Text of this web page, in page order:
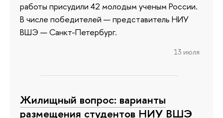
работы присудили 42 молодым ученым России.
В числе победителей — представитель НИУ
ВШЭ — Санкт-Петербург.
13 июля
Жилищный вопрос: варианты
размещения студентов НИУ ВШЭ